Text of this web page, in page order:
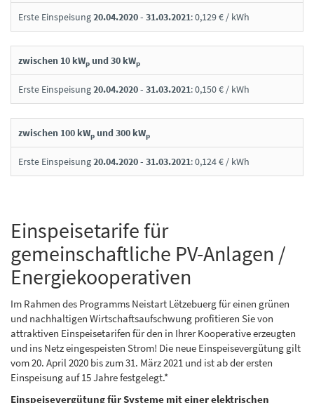
Erste Einspeisung20.04.2020 - 31.03.2021: 0,129 € / kWh
zwischen 10 kWp und 30 kWp
Erste Einspeisung20.04.2020 - 31.03.2021: 0,150 € / kWh
zwischen 100 kWp und 300 kWp
Erste Einspeisung20.04.2020 - 31.03.2021: 0,124 € / kWh
Einspeisetarife für
gemeinschaftliche PV-Anlagen /
Energiekooperativen
Im Rahmen des Programms Neistart Lëtzebuerg für einen grünen
und nachhaltigen Wirtschaftsaufschwung profitieren Sie von
attraktiven Einspeisetarifen für den in Ihrer Kooperative erzeugten
und ins Netz eingespeisten Strom! Die neue Einspeisevergütung gilt
vom 20. April 2020 bis zum 31. März 2021 und ist ab der ersten
Einspeisung auf 15 Jahre festgelegt.*
Einspeisevergütung für Systeme mit einer elektrischen